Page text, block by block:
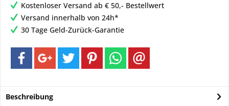
Kostenloser Versand ab € 50,- Bestellwert
Versand innerhalb von 24h*
30 Tage Geld-Zurück-Garantie
Beschreibung